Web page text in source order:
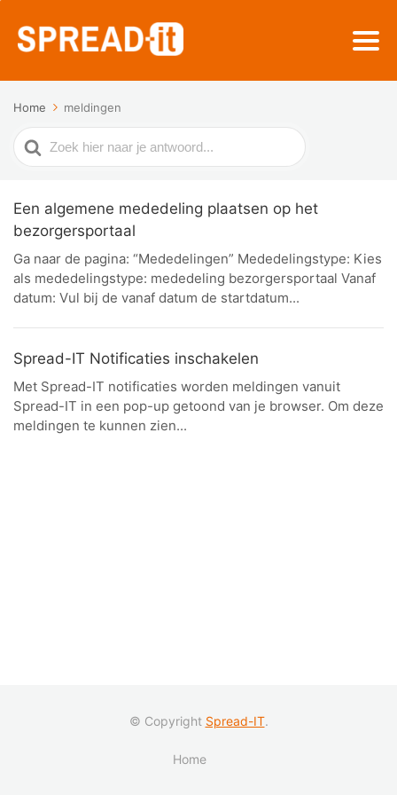
Home meldingen
Zoek
naar
Een algemene mededeling plaatsen op het
bezorgersportaal
Ga naar de pagina: “Mededelingen” Mededelingstype: Kies
als mededelingstype: mededeling bezorgersportaal Vanaf
datum: Vul bij de vanaf datum de startdatum...
Spread-IT Notificaties inschakelen
Met Spread-IT notificaties worden meldingen vanuit
Spread-IT in een pop-up getoond van je browser. Om deze
meldingen te kunnen zien...
© Copyright Spread-IT.
Home